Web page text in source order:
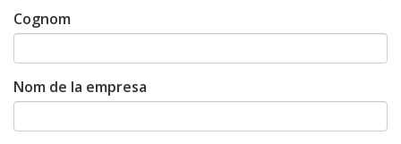
Cognom
Nom de la empresa